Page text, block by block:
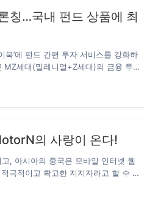
칭…국내 펀드 상품에 최
북’에 펀드 간편 투자 서비스를 강화하
세대(밀레니얼+Z세대)의 금융 투자
드 상품을 구비했다. 최소 1000원 이
신한금융투자 CMA를…
의 사랑이 온다!
, 아시아의 중국은 모바일 인터넷 웹
극적이고 확고한 지지자라고 할 수 있
의 시민 전환을 촉진하는 데 도움이 되